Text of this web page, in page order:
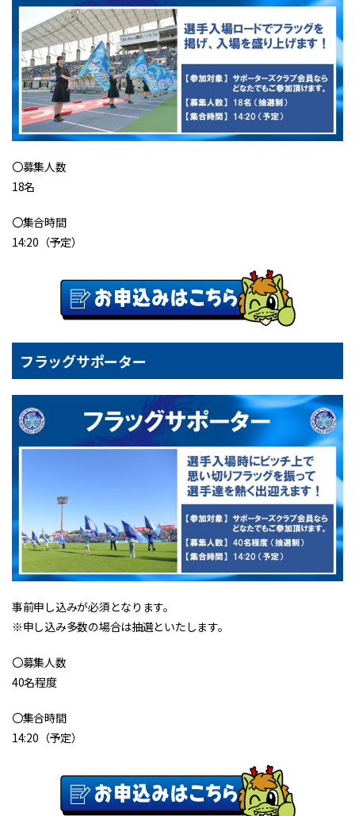
〇募集人数
18名
〇集合時間
14:20（予定）
フラッグサポーター
事前申し込みが必須となります。
※申し込み多数の場合は抽選といたします。
〇募集人数
40名程度
〇集合時間
14:20（予定）